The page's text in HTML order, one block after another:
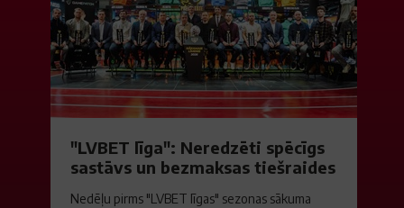
"LVBET līga": Neredzēti spēcīgs
sastāvs un bezmaksas tiešraides
Nedēļu pirms "LVBET līgas" sezonas sākuma